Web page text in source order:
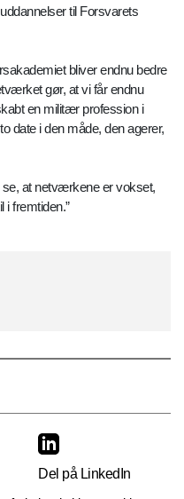
til Forsvarets
bliver endnu bedre
gør, at vi får endnu
en militær profession i
date i den måde, den agerer,
se, at netværkene er vokset,
i fremtiden.”
Del på LinkedIn